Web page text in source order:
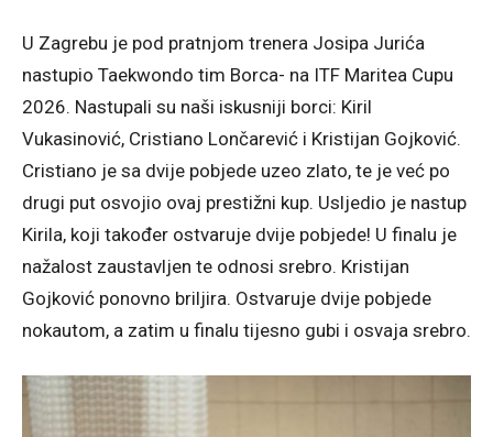
U Zagrebu je pod pratnjom trenera Josipa Jurića
nastupio Taekwondo tim Borca- na ITF Maritea Cupu
2026. Nastupali su naši iskusniji borci: Kiril
Vukasinović, Cristiano Lončarević i Kristijan Gojković.
Cristiano je sa dvije pobjede uzeo zlato, te je već po
drugi put osvojio ovaj prestižni kup. Usljedio je nastup
Kirila, koji također ostvaruje dvije pobjede! U finalu je
nažalost zaustavljen te odnosi srebro. Kristijan
Gojković ponovno briljira. Ostvaruje dvije pobjede
nokautom, a zatim u finalu tijesno gubi i osvaja srebro.